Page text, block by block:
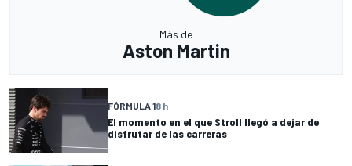
Más de
Aston Martin
FÓRMULA 18 h
El momento en el que Stroll llegó a dejar de
disfrutar de las carreras